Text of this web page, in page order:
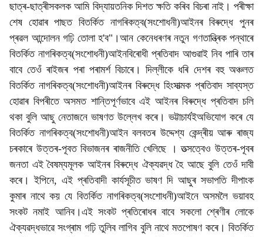
ছাত্ৰ-ছাত্ৰীসকলক আমি বিদ্যায়তনিক দিশত ক্ষতি কৰিব বিচৰা নাই। পৰীক্ষা
শেষ হোৱাৰ পাছত বিতৰ্কিত নাগৰিকত্ব(সংশোধনী)আইনৰ বিৰুদ্ধে পুনৰ
প্ৰৱল আন্দোলন গঢ়ি তোলা হ'ব"।আন কেনেধৰণৰ নতুন গণতান্ত্ৰিক পন্থাৰে
বিতৰ্কিত নাগৰিকত্ব(সংশোধনী)আইনবিৰোধী প্ৰতিবাদ আগুৱাই নিব পাৰি তাৰ
বাবে তেওঁ ৰাইজৰ পৰা পৰামৰ্শ বিচাৰে। দিল্লীকে ধৰি দেশৰ বহু অঞ্চলত
বিতৰ্কিত নাগৰিকত্ব(সংশোধনী)আইনৰ বিৰুদ্ধে হিংসাত্মক প্ৰতিবাদ সাব্যস্ত
হোৱাৰ বিপৰীতে অসমত শান্তিপূৰ্ণভাবে এই আইনৰ বিৰুদ্ধে প্ৰতিবাদ চলি
থকা বুলি আছু নেতাজনে ভাষণত উল্লেখ কৰে। ভট্টাচাৰ্যইঅভিযোগ কৰে যে
বিতৰ্কিত নাগৰিকত্ব(সংশোধনী)আইন বলবতৰ উদ্দেশ্য কেন্দ্ৰীয় আৰু ৰাজ্য
চৰকাৰে উত্তৰ-পূবত বিভাজনৰ ৰাজনীতি খেলিছে । তত্সত্বেও উত্তৰ-পূবৰ
জনতা এই বৈষম্যমূলক আইনৰ বিৰুদ্ধে ঐক্যৱদ্ধ হৈ আছে বুলি তেওঁ দাবী
কৰে। ইপিনে, এই প্ৰতিবাদী কাৰ্যসূচীত ভাষণ দি আছুৰ সভাপতি দীপাংক
কুমাৰ নাথে কয় যে বিতৰ্কিত নাগৰিকত্ব(সংশোধনী)আইনে অসমলৈ ভয়াবহ
সংকট নমাই আনিব।এই সংকট প্ৰতিৰোধৰ বাবে সকলো শ্ৰেণীৰ লোকে
ঐক্যৱদ্ধভাৱে সংগ্ৰাম গঢ়ি তুলিব লাগিব বুলি নাথে মতপোষণ কৰে। বিতৰ্কিত